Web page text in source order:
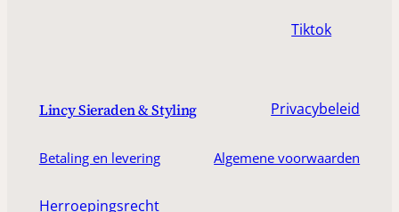
Tiktok
Lincy Sieraden & Styling Privacybeleid
Betaling en levering Algemene voorwaarden
Herroepingsrecht